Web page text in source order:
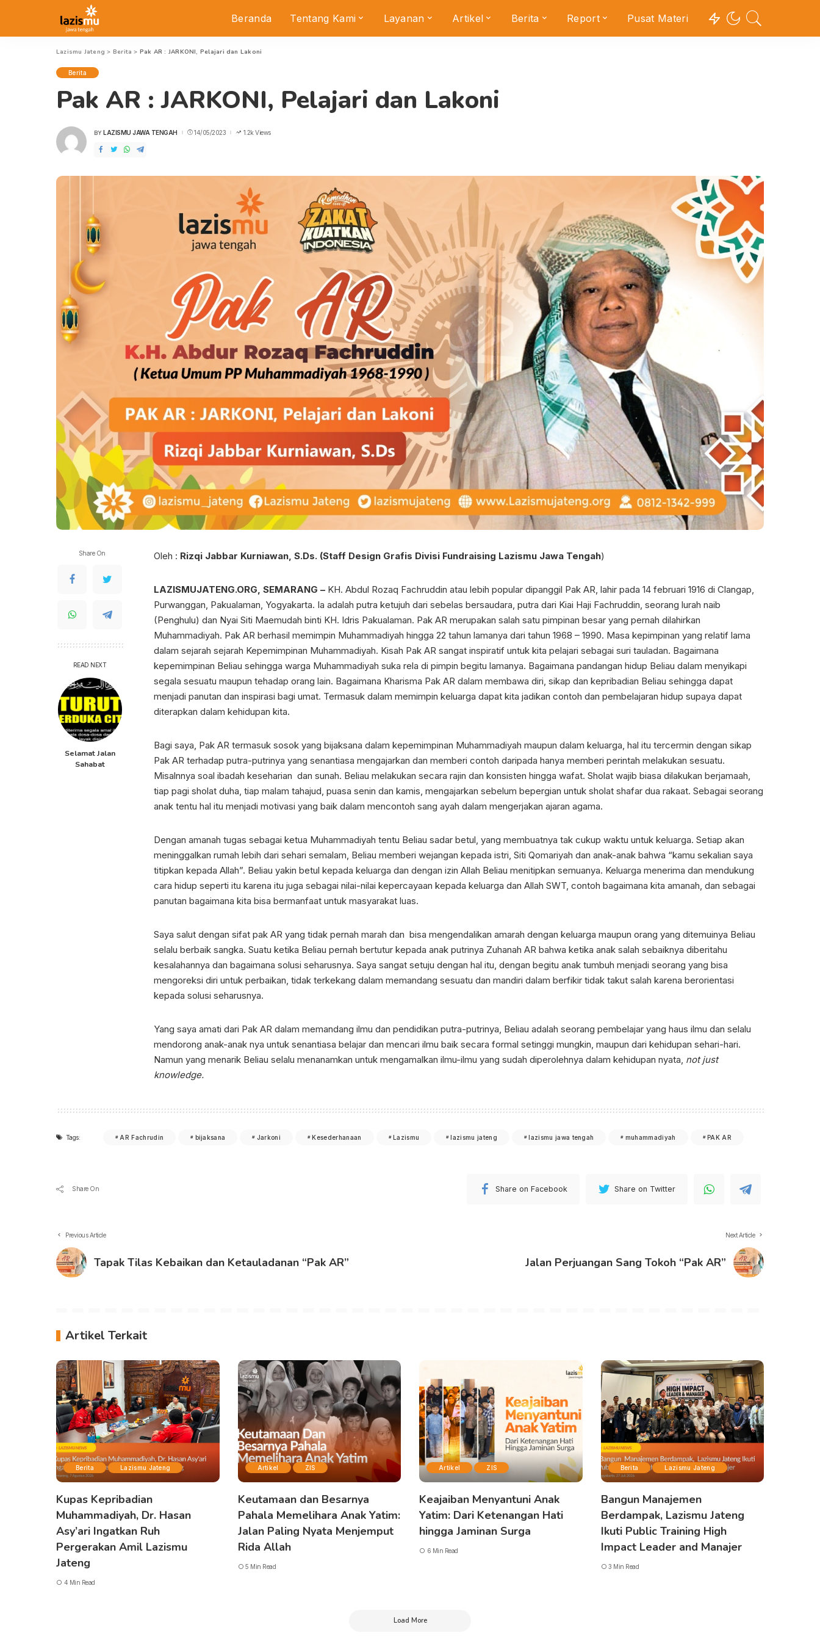
Beranda Tentang Kami Layanan Artikel Berita Report Pusat Materi
Lazismu Jateng > Berita > Pak AR : JARKONI, Pelajari dan Lakoni
Berita
Pak AR : JARKONI, Pelajari dan Lakoni
POSTED
BY LAZISMU JAWA TENGAH 14/05/2023 1.2k Views
Share On
READ NEXT
Selamat Jalan
Sahabat
Oleh : Rizqi Jabbar Kurniawan, S.Ds. (Staff Design Grafis Divisi Fundraising Lazismu Jawa Tengah)
LAZISMUJATENG.ORG, SEMARANG – KH. Abdul Rozaq Fachruddin atau lebih popular dipanggil Pak AR, lahir pada 14 februari 1916 di Clangap,
Purwanggan, Pakualaman, Yogyakarta. Ia adalah putra ketujuh dari sebelas bersaudara, putra dari Kiai Haji Fachruddin, seorang lurah naib
(Penghulu) dan Nyai Siti Maemudah binti KH. Idris Pakualaman. Pak AR merupakan salah satu pimpinan besar yang pernah dilahirkan
Muhammadiyah. Pak AR berhasil memimpin Muhammadiyah hingga 22 tahun lamanya dari tahun 1968 – 1990. Masa kepimpinan yang relatif lama
dalam sejarah sejarah Kepemimpinan Muhammadiyah. Kisah Pak AR sangat inspiratif untuk kita pelajari sebagai suri tauladan. Bagaimana
kepemimpinan Beliau sehingga warga Muhammadiyah suka rela di pimpin begitu lamanya. Bagaimana pandangan hidup Beliau dalam menyikapi
segala sesuatu maupun tehadap orang lain. Bagaimana Kharisma Pak AR dalam membawa diri, sikap dan kepribadian Beliau sehingga dapat
menjadi panutan dan inspirasi bagi umat. Termasuk dalam memimpin keluarga dapat kita jadikan contoh dan pembelajaran hidup supaya dapat
diterapkan dalam kehidupan kita.
Bagi saya, Pak AR termasuk sosok yang bijaksana dalam kepemimpinan Muhammadiyah maupun dalam keluarga, hal itu tercermin dengan sikap
Pak AR terhadap putra-putrinya yang senantiasa mengajarkan dan memberi contoh daripada hanya memberi perintah melakukan sesuatu.
Misalnnya soal ibadah keseharian dan sunah. Beliau melakukan secara rajin dan konsisten hingga wafat. Sholat wajib biasa dilakukan berjamaah,
tiap pagi sholat duha, tiap malam tahajud, puasa senin dan kamis, mengajarkan sebelum bepergian untuk sholat shafar dua rakaat. Sebagai seorang
anak tentu hal itu menjadi motivasi yang baik dalam mencontoh sang ayah dalam mengerjakan ajaran agama.
Dengan amanah tugas sebagai ketua Muhammadiyah tentu Beliau sadar betul, yang membuatnya tak cukup waktu untuk keluarga. Setiap akan
meninggalkan rumah lebih dari sehari semalam, Beliau memberi wejangan kepada istri, Siti Qomariyah dan anak-anak bahwa “kamu sekalian saya
titipkan kepada Allah”. Beliau yakin betul kepada keluarga dan dengan izin Allah Beliau menitipkan semuanya. Keluarga menerima dan mendukung
cara hidup seperti itu karena itu juga sebagai nilai-nilai kepercayaan kepada keluarga dan Allah SWT, contoh bagaimana kita amanah, dan sebagai
panutan bagaimana kita bisa bermanfaat untuk masyarakat luas.
Saya salut dengan sifat pak AR yang tidak pernah marah dan bisa mengendalikan amarah dengan keluarga maupun orang yang ditemuinya Beliau
selalu berbaik sangka. Suatu ketika Beliau pernah bertutur kepada anak putrinya Zuhanah AR bahwa ketika anak salah sebaiknya diberitahu
kesalahannya dan bagaimana solusi seharusnya. Saya sangat setuju dengan hal itu, dengan begitu anak tumbuh menjadi seorang yang bisa
mengoreksi diri untuk perbaikan, tidak terkekang dalam memandang sesuatu dan mandiri dalam berfikir tidak takut salah karena berorientasi
kepada solusi seharusnya.
Yang saya amati dari Pak AR dalam memandang ilmu dan pendidikan putra-putrinya, Beliau adalah seorang pembelajar yang haus ilmu dan selalu
mendorong anak-anak nya untuk senantiasa belajar dan mencari ilmu baik secara formal setinggi mungkin, maupun dari kehidupan sehari-hari.
Namun yang menarik Beliau selalu menanamkan untuk mengamalkan ilmu-ilmu yang sudah diperolehnya dalam kehidupan nyata, not just
knowledge.
Tags: AR Fachrudin bijaksana Jarkoni Kesederhanaan Lazismu lazismu jateng lazismu jawa tengah muhammadiyah PAK AR
Share On Share on Facebook Share on Twitter
Previous Article
Tapak Tilas Kebaikan dan Ketauladanan “Pak AR”
Next Article
Jalan Perjuangan Sang Tokoh “Pak AR”
Artikel Terkait
Berita Lazismu Jateng
Kupas Kepribadian
Muhammadiyah, Dr. Hasan
Asy’ari Ingatkan Ruh
Pergerakan Amil Lazismu
Jateng
4 Min Read
Artikel ZIS
Keutamaan dan Besarnya
Pahala Memelihara Anak Yatim:
Jalan Paling Nyata Menjemput
Rida Allah
5 Min Read
Artikel ZIS
Keajaiban Menyantuni Anak
Yatim: Dari Ketenangan Hati
hingga Jaminan Surga
6 Min Read
Berita Lazismu Jateng
Bangun Manajemen
Berdampak, Lazismu Jateng
Ikuti Public Training High
Impact Leader and Manajer
3 Min Read
Load More